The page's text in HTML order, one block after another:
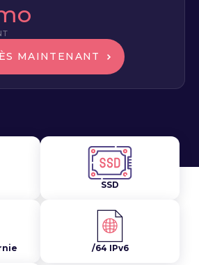
MAINTENANT
SSD
/64 IPv6